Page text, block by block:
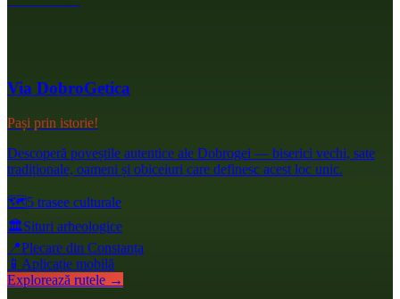
Via DobroGetica
Pași prin istorie!
Descoperă poveștile autentice ale Dobrogei — biserici vechi, sate
tradiționale, oameni și obiceiuri care definesc acest loc unic.
🗺️5 trasee culturale
🏛️Situri arheologice
📍Plecare din Constanța
📱 Aplicație mobilă
Explorează rutele →